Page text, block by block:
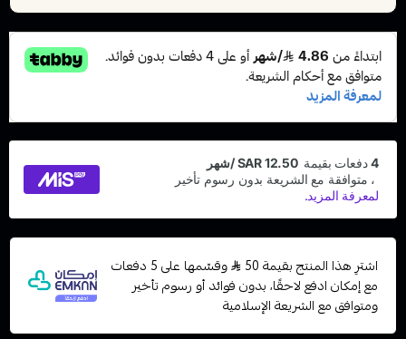
اشترِ هذا المنتج بقيمة 50
وقسّمها على 5 دفعات
مع إمكان ادفع لاحقًا، بدون فوائد أو رسوم تأخير
ومتوافق مع الشريعة الإسلامية